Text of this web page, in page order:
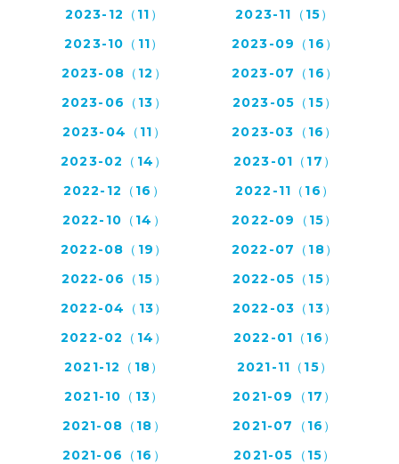
2023-12（11）
2023-11（15）
2023-10（11）
2023-09（16）
2023-08（12）
2023-07（16）
2023-06（13）
2023-05（15）
2023-04（11）
2023-03（16）
2023-02（14）
2023-01（17）
2022-12（16）
2022-11（16）
2022-10（14）
2022-09（15）
2022-08（19）
2022-07（18）
2022-06（15）
2022-05（15）
2022-04（13）
2022-03（13）
2022-02（14）
2022-01（16）
2021-12（18）
2021-11（15）
2021-10（13）
2021-09（17）
2021-08（18）
2021-07（16）
2021-06（16）
2021-05（15）